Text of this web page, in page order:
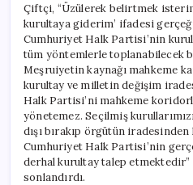
Çiftçi, “Üzülerek belirtmek
kurultaya giderim’ ifadesi
Cumhuriyet Halk Partisi’nin
tüm yöntemlerle toplanabilecek
Meşruiyetin kaynağı mahkeme
kurultay ve milletin değişim
Halk Partisi’ni mahkeme
yönetemez. Seçilmiş
dışı bırakıp örgütün
Cumhuriyet Halk Partisi’nin
derhal kurultay talep
sonlandırdı.